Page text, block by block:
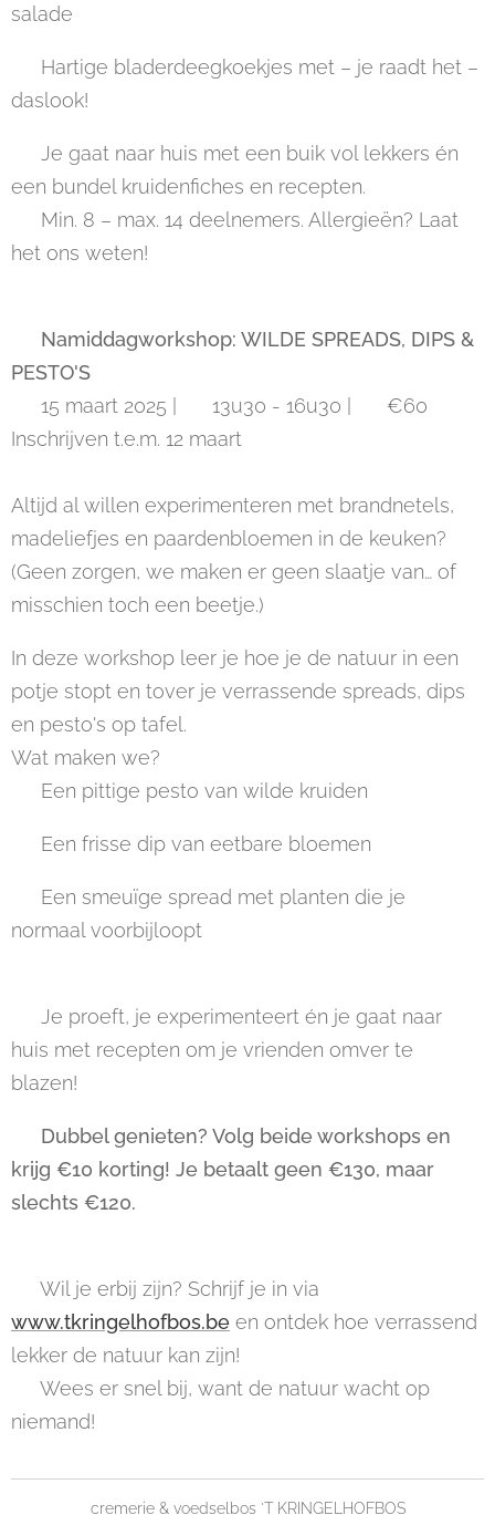
salade
🥐 Hartige bladerdeegkoekjes met – je raadt het –
daslook!
💡 Je gaat naar huis met een buik vol lekkers én
een bundel kruidenfiches en recepten.
➡️ Min. 8 – max. 14 deelnemers. Allergieën? Laat
het ons weten!
Namiddagworkshop: WILDE SPREADS, DIPS &
PESTO'S
📅 15 maart 2025 | 🕑 13u30 - 16u30 | 💰 €60📌
Inschrijven t.e.m. 12 maart
Altijd al willen experimenteren met brandnetels,
madeliefjes en paardenbloemen in de keuken?
(Geen zorgen, we maken er geen slaatje van… of
misschien toch een beetje.)
In deze workshop leer je hoe je de natuur in een
potje stopt en tover je verrassende spreads, dips
en pesto's op tafel.
Wat maken we?
🌿 Een pittige pesto van wilde kruiden
🌼 Een frisse dip van eetbare bloemen
🌱 Een smeuïge spread met planten die je
normaal voorbijloopt
💡 Je proeft, je experimenteert én je gaat naar
huis met recepten om je vrienden omver te
blazen!
Dubbel genieten? Volg beide workshops en
krijg €10 korting! Je betaalt geen €130, maar
slechts €120.
🎟️ Wil je erbij zijn? Schrijf je in via
www.tkringelhofbos.be en ontdek hoe verrassend
lekker de natuur kan zijn!
🌿 Wees er snel bij, want de natuur wacht op
niemand!
cremerie & voedselbos 'T KRINGELHOFBOS